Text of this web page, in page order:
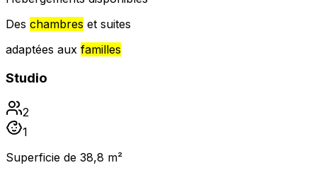
Des chambres et suites
adaptées aux familles
Studio
2
1
Superficie de 38,8 m²